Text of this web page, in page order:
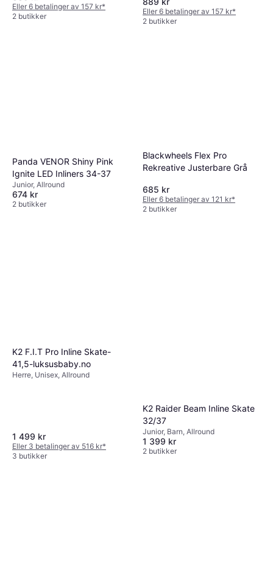
Eller 6 betalinger av 157 kr*
2 butikker
Eller 6 betalinger av 157 kr*
2 butikker
Panda VENOR Shiny Pink
Ignite LED Inliners 34-37
Junior, Allround
674 kr
2 butikker
Blackwheels Flex Pro
Rekreative Justerbare Grå
685 kr
Eller 6 betalinger av 121 kr*
2 butikker
K2 F.I.T Pro Inline Skate-
41,5-luksusbaby.no
Herre, Unisex, Allround
1 499 kr
Eller 3 betalinger av 516 kr*
3 butikker
K2 Raider Beam Inline Skate
32/37
Junior, Barn, Allround
1 399 kr
2 butikker